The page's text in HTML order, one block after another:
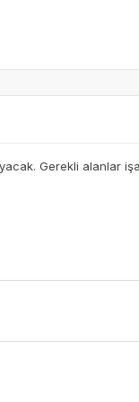
Gerekli alanlar